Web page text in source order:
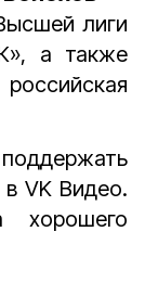
лиги
а также
VK Видео.
хорошего